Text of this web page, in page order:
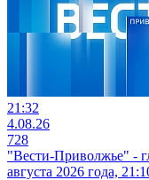
21:32
4.08.26
728
"Вести-Приволжье" -
августа 2026 года,